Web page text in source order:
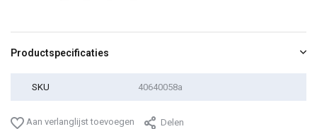
Productspecificaties
SKU 40640058a
Aan verlanglijst toevoegen Delen